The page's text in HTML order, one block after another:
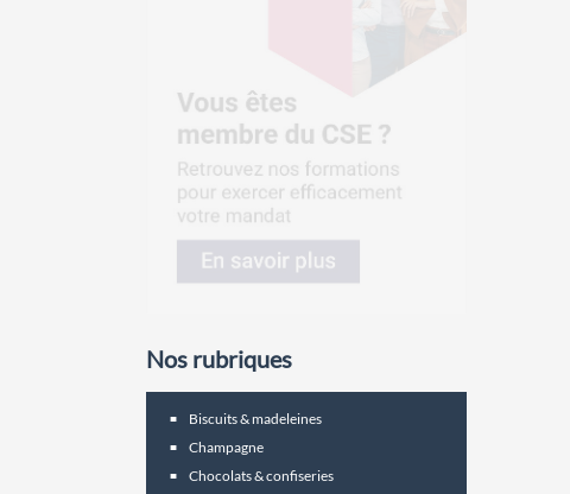
Nos rubriques
Biscuits & madeleines
Champagne
Chocolats & confiseries